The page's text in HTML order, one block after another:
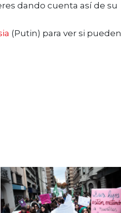
dando cuenta así de su
(Putin) para ver si pueden